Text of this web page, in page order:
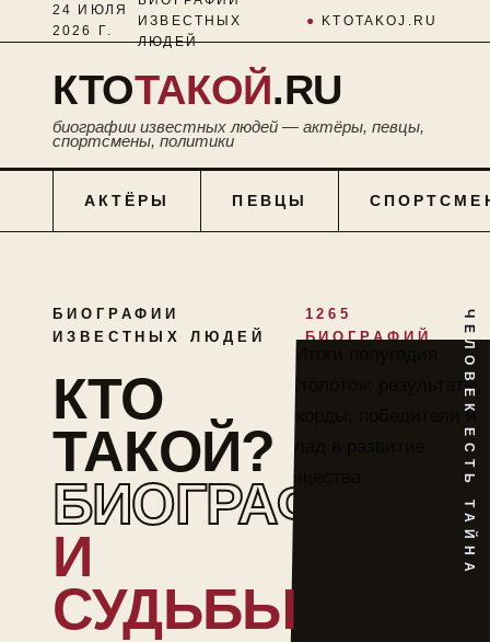
24 ИЮЛЯ
2026 Г.
ИЗВЕСТНЫХ
ЛЮДЕЙ
● KTOTAKOJ.RU
КТОТАКОЙ.RU
биографии известных людей — актёры, певцы,
спортсмены, политики
АКТЁРЫ ПЕВЦЫ
БИОГРАФИИ
ИЗВЕСТНЫХ ЛЮДЕЙ
1265
БИОГРАФИЙ
КТО
ТАКОЙ?
БИОГРАФИИ
И
СУДЬБЫ
ЧЕЛОВЕК ЕСТЬ ТАЙНА